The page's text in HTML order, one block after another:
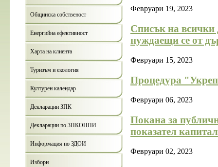
Общинска собственост
Енергийна ефективност
Харта на клиента
Туризъм и екология
Културен календар
Декларации ЗПК
Декларации по ЗПКОНПИ
Информация по ЗДОИ
Избори
Февруари 19, 2023
Списък на
нуждаещи се от
Февруари 15, 2023
Процедура
Февруари 06, 2023
Покана за
показател
Февруари 02, 2023